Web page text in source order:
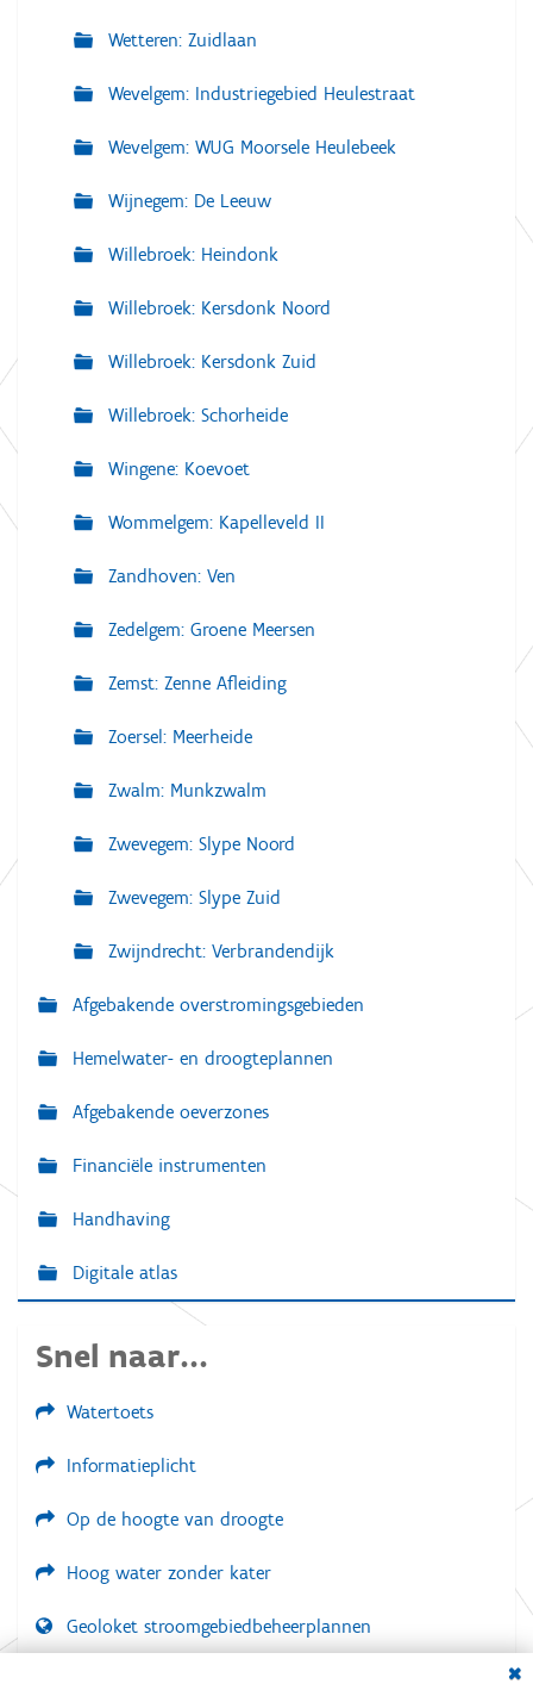
Wetteren: Zuidlaan
Wevelgem: Industriegebied Heulestraat
Wevelgem: WUG Moorsele Heulebeek
Wijnegem: De Leeuw
Willebroek: Heindonk
Willebroek: Kersdonk Noord
Willebroek: Kersdonk Zuid
Willebroek: Schorheide
Wingene: Koevoet
Wommelgem: Kapelleveld II
Zandhoven: Ven
Zedelgem: Groene Meersen
Zemst: Zenne Afleiding
Zoersel: Meerheide
Zwalm: Munkzwalm
Zwevegem: Slype Noord
Zwevegem: Slype Zuid
Zwijndrecht: Verbrandendijk
Afgebakende overstromingsgebieden
Hemelwater- en droogteplannen
Afgebakende oeverzones
Financiële instrumenten
Handhaving
Digitale atlas
Snel naar...
Watertoets
Informatieplicht
Op de hoogte van droogte
Hoog water zonder kater
Geoloket stroomgebiedbeheerplannen